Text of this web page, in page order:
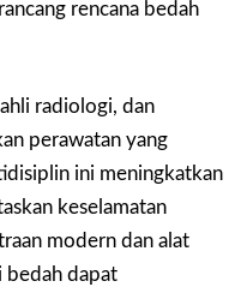
rencana bedah
radiologi, dan
perawatan yang
ini meningkatkan
keselamatan
modern dan alat
bedah dapat